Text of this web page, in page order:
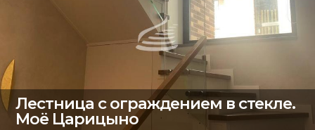
Лестница с ограждением в стекле.
Моё Царицыно